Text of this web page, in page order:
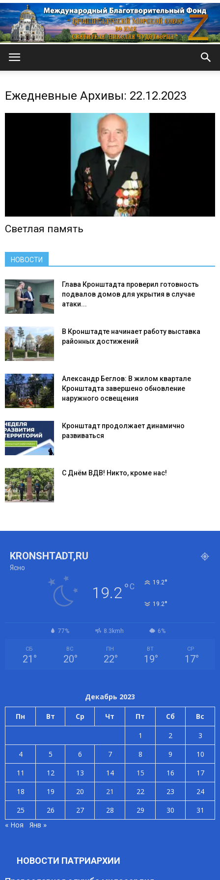
собор
Ежедневные Архивы: 22.12.2023
Светлая память
НОВОСТИ
Глава Кронштадта проверил готовность
подвалов домов для укрытия в случае
атаки...
В Кронштадте начинает работу выставка
районных достижений
Александр Беглов: В жилом квартале
Кронштадта завершено обновление
наружного освещения
Кронштадт продолжает динамично
развиваться
С Днём ВДВ! Никто, кроме нас!
KRONSHTADT,RU
Ясно
19.2°C 19.2°
19.2°
77% 8.3kmh 6%
СБ
21 °
ВС
20°
ПН
22°
ВТ
19°
СР
17°
Декабрь 2023
Пн Вт Ср Чт Пт Сб Вс
1 2
3
4
5 6 7 8 9
10
11
12 13 14 15 16
17
18
19 20 21 22 23
24
25
26 27 28 29 30
31
« Ноя
Янв »
НОВОСТИ ПАТРИАРХИИ